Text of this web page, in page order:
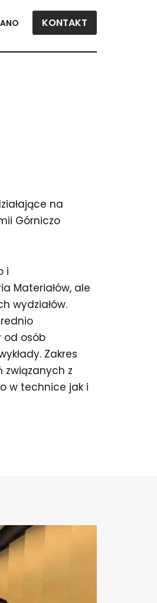
KONTAKT
na
Górniczo
i
Materiałów, ale
wydziałów.
od osób
Zakres
związanych z
w technice jak i